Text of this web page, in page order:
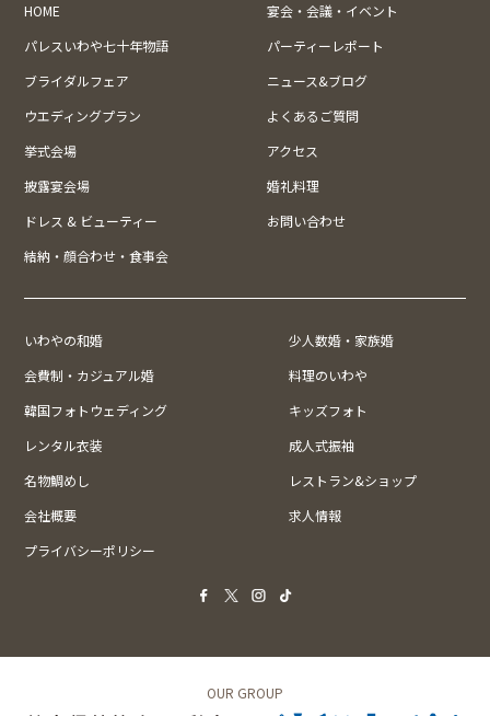
HOME
宴会・会議・イベント
パレスいわや七十年物語
パーティーレポート
ブライダルフェア
ニュース&ブログ
ウエディングプラン
よくあるご質問
挙式会場
アクセス
披露宴会場
婚礼料理
ドレス & ビューティー
お問い合わせ
結納・顔合わせ・食事会
いわやの和婚
少人数婚・家族婚
会費制・カジュアル婚
料理のいわや
韓国フォトウェディング
キッズフォト
レンタル衣装
成人式振袖
名物鯛めし
レストラン&ショップ
会社概要
求人情報
プライバシーポリシー
OUR GROUP